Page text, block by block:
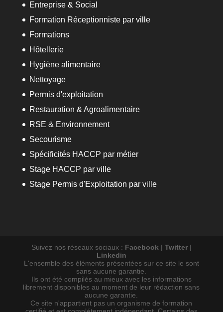
Entreprise & Social
Formation Réceptionniste par ville
Formations
Hôtellerie
Hygiène alimentaire
Nettoyage
Permis d'exploitation
Restauration & Agroalimentaire
RSE & Environnement
Secourisme
Spécificités HACCP par métier
Stage HACCP par ville
Stage Permis d'Exploitation par ville
Suivez nos réseaux sociaux : Facebook| Twitter|
Linkedin
L'ensemble des éléments présentées sur ce site le sont
sans aucune garantie.
Ils ont été compilés au mieux avec les informations
librement disponibles au moment de leur rédaction sans
aucune garantie.
Ce site n'appartient pas un organisme de formation